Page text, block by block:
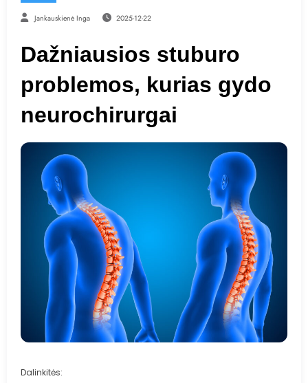
Jankauskienė Inga 2025-12-22
Dažniausios stuburo
problemos, kurias gydo
neurochirurgai
Dalinkitės: